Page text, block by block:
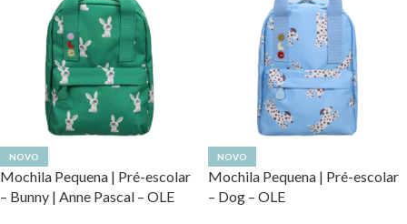
NOVO
Mochila Pequena | Pré-escolar
– Bunny | Anne Pascal – OLE
NOVO
Mochila Pequena | Pré-escolar
– Dog – OLE